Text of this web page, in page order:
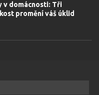
v domácnosti: Tři
promění váš úklid